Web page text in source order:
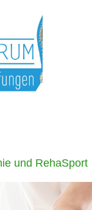
und RehaSport